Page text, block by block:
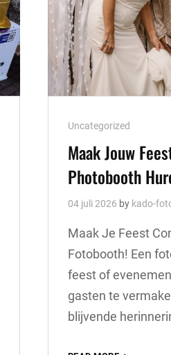
Cat
Links
Uncategorized
Maak Jouw
Photobooth
04 juli 2026 by kado-
Maak Je Feest
Fotobooth! Een
feest of
gasten te
blijvende